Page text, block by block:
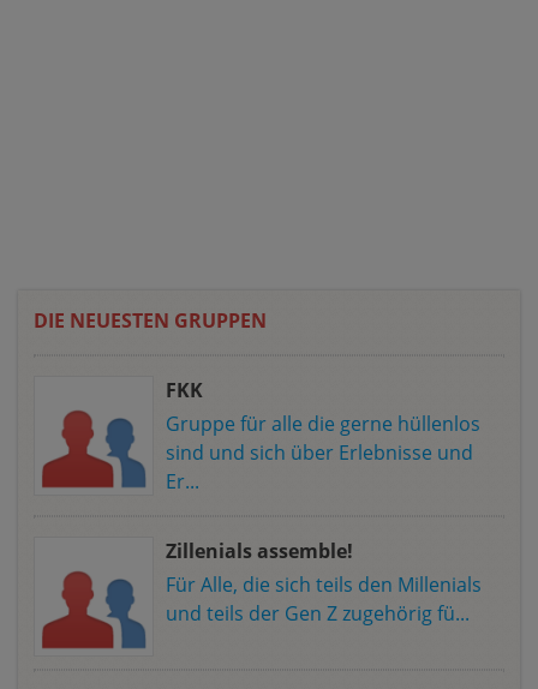
DIE NEUESTEN GRUPPEN
FKK
Gruppe für alle die gerne hüllenlos
sind und sich über Erlebnisse und
Er...
Zillenials assemble!
Für Alle, die sich teils den Millenials
und teils der Gen Z zugehörig fü...